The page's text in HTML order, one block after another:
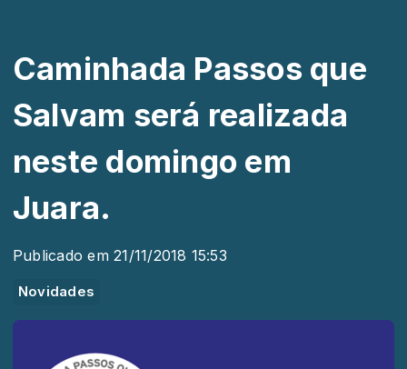
Caminhada Passos que
Salvam será realizada
neste domingo em
Juara.
Publicado em 21/11/2018 15:53
Novidades